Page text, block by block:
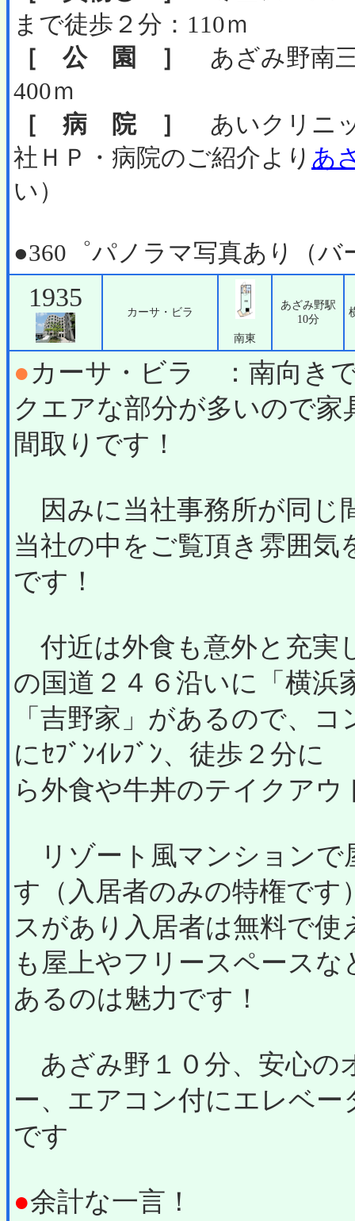
まで徒歩２分：110ｍ
［ 公 園 ］
あざみ野南
400ｍ
［ 病 院 ］
あいクリニ
社ＨＰ・病院のご紹介より あ
い）
●360゜パノラマ写真あり（バ
1935
カーサ・ビラ
南東
あざみ野駅
10分
●カーサ・ビラ ：南向き
クエアな部分が多いので
間取りです！
因みに当社事務所が同じ
当社の中をご覧頂き雰囲
です！
付近は外食も意外と充実
の国道２４６沿いに「横浜
「吉野家」があるので、
にｾﾌﾞﾝｲﾚﾌﾞﾝ、徒歩２分
ら外食や牛丼のテイクア
リゾート風マンションで
す（入居者のみの特権です
スがあり入居者は無料で
も屋上やフリースペース
あるのは魅力です！
あざみ野１０分、安心の
ー、エアコン付にエレベ
です
●余計な一言！